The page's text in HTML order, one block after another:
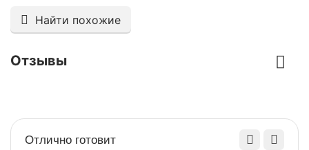
Найти похожие
Отзывы
Отлично готовит